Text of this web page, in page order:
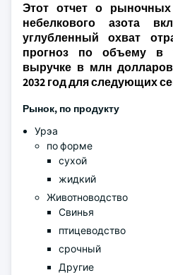
Этот отчет о рыночных
небелкового азота
углубленный охват
прогноз по объему в
выручке в млн
2032 год для следующих
Рынок, по продукту
Урэа
по форме
сухой
жидкий
Животноводство
Свинья
птицеводство
срочный
Другие